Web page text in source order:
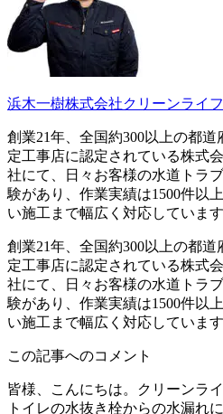
浜木一樹株式会社クリーンライ
創業21年、全国約300以上の都
定工事店に認定されている株式
社にて、日々お客様の水道トラ
験があり、作業実績は1500件以
い施工まで幅広く対応しています
創業21年、全国約300以上の都
定工事店に認定されている株式
社にて、日々お客様の水道トラ
験があり、作業実績は1500件以
い施工まで幅広く対応しています
この記事へのコメント
皆様、こんにちは。クリーンラ
トイレの水抜き栓からの水漏れ